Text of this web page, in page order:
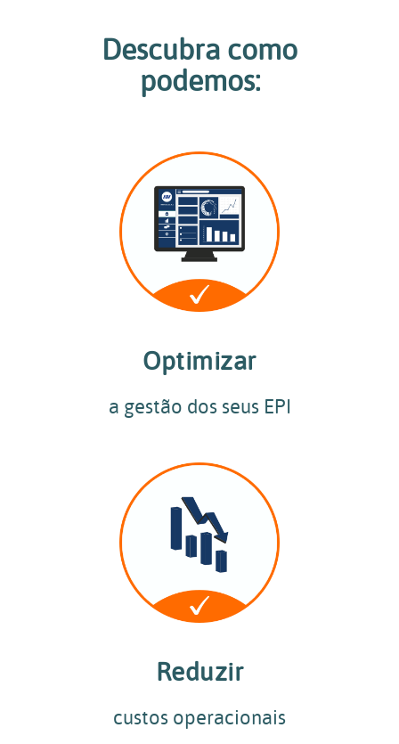
Descubra como
podemos:
Optimizar
a gestão dos seus EPI
Reduzir
custos operacionais